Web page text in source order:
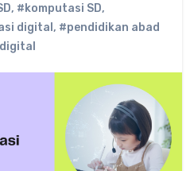
, #komputasi SD,
digital , #pendidikan abad